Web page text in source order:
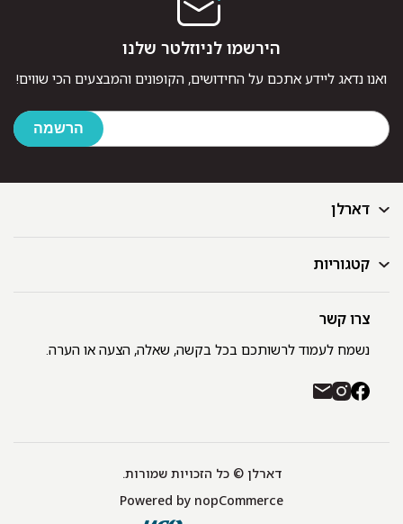
דארלן
דף הבית
GIFT CARD
רשימת חנויות
משלוחים והחזרות
קטגוריות
מצעים
מגבות
כיסויי מיטה
צרו קשר
נשמח לעמוד לרשותכם בכל בקשה, שאלה, הצעה או הערה.
הירשמו לניוזלטר שלנו
ואנו נדאג ליידע אתכם על החידושים, הקופונים והמבצעים הכי שווים!
דארלן © כל הזכויות שמורות.
Powered by nopCommerce